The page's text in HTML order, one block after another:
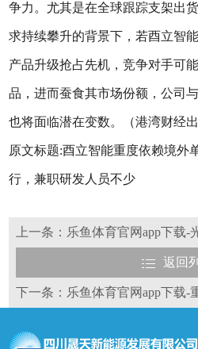
争力。尤其是在全球跟踪支架出
求持续攀升的背景下，若酉立智
产品升级抢占先机，竞争对手可
品，进而蚕食其市场份额，公司
也将面临潜在变数。（港湾财经出
原文标题:酉立智能重度依赖境外
行，兼职研发人员不少
返回